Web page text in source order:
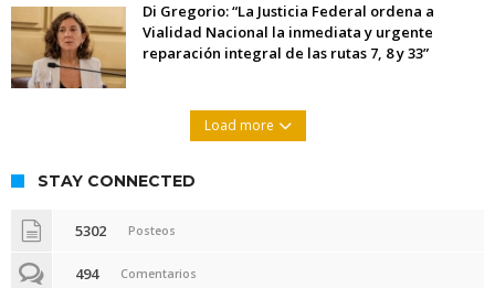
Di Gregorio: “La Justicia Federal ordena a
Vialidad Nacional la inmediata y urgente
reparación integral de las rutas 7, 8 y 33”
Load more
STAY CONNECTED
5302 Posteos
494 Comentarios